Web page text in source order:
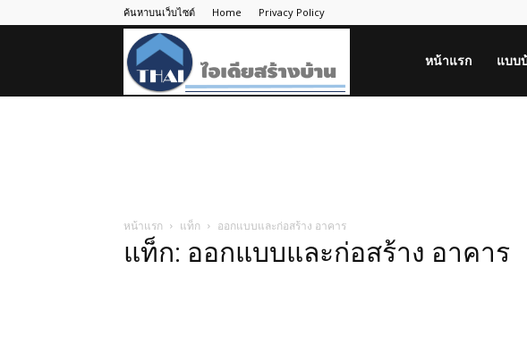
ค้นหาบนเว็บไซต์ Home Privacy Policy
หน้าแรก แบบ
หน้าแรก แท็ก ออกแบบและก่อสร้าง อาคาร
แท็ก: ออกแบบและก่อสร้าง อาคาร